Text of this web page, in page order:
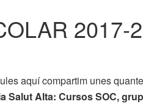
2017-
aquí compartim unes
Salut Alta: Cursos SOC,